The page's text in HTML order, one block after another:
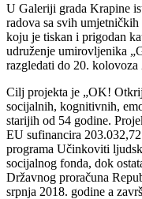
U Galeriji grada Krapine
radova sa svih
koju je tiskan i prigodan
udruženje umirovljenika
razgledati do 20. kolovoza
Cilj projekta je „OK!
socijalnih, kognitivnih,
starijih od 54 godine.
EU sufinancira
programa Učinkoviti
socijalnog fonda, dok
Državnog proračuna
srpnja 2018. godine a